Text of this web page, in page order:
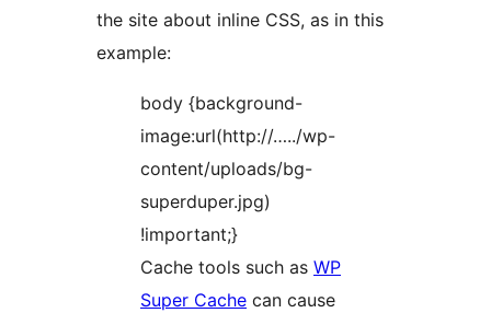
the site about inline CSS, as in this
example:
body {background-
image:url(http://…../wp-
content/uploads/bg-
superduper.jpg)
!important;}
Cache tools such as WP
Super Cache can cause